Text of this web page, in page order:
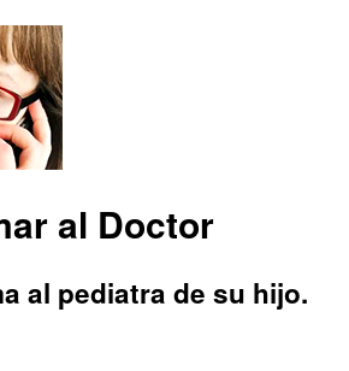
al Doctor
al pediatra de su hijo.